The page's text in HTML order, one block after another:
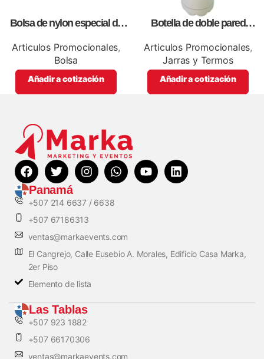
Bolsa de nylon especial de
con impresión full color.
Articulos Promocionales,
Bolsa
Añadir a cotización
Botella de doble pared
promocionales
Articulos Promocionales,
Jarras y Termos
Añadir a cotización
Panamá
+507 214 6637 / 6638
+507 67186313
ventas@markaevents.com
El Cangrejo, Calle Eusebio A. Morales, Edificio Casa Marka,
2er Piso
Elemento de lista
Las Tablas
+507 923 1882
+507 66170306
ventas@markaevents.com